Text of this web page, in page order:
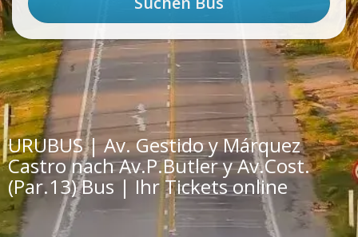
URUBUS | Av. Gestido y Márquez
Castro nach Av.P.Butler y Av.Cost.
(Par.13) Bus | Ihr Tickets online